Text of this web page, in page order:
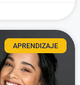
APRENDIZAJE